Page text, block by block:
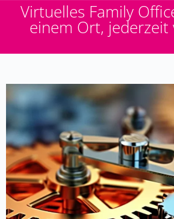
Virtuelles Family
einem Ort,